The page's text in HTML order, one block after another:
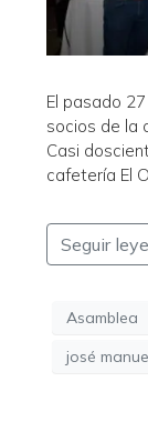
El pasado
socios de la
Casi
cafetería El
Seguir
Asamblea
josé